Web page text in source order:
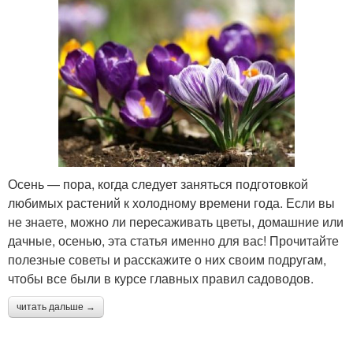
Осень — пора, когда следует заняться подготовкой
любимых растений к холодному времени года. Если вы
не знаете, можно ли пересаживать цветы, домашние или
дачные, осенью, эта статья именно для вас! Прочитайте
полезные советы и расскажите о них своим подругам,
чтобы все были в курсе главных правил садоводов.
читать дальше →